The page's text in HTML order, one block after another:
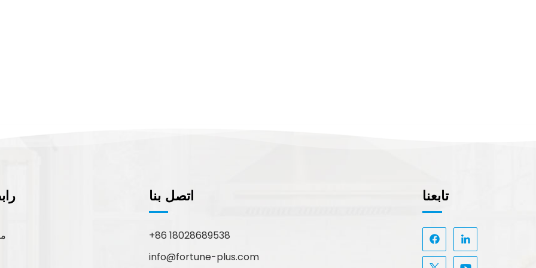
اتصل بنا
+86 18028689538
info@fortune-plus.com
تابعنا